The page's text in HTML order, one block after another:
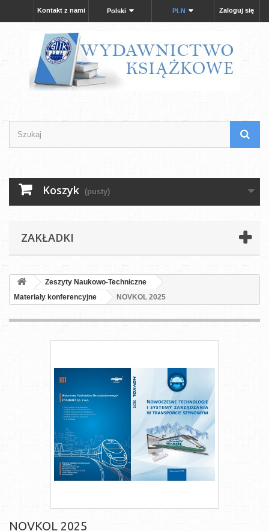
Zaloguj się
PLN
Polski
Kontakt z nami
Koszyk (pusty)
ZAKŁADKI
Zeszyty Naukowo-Techniczne
Materiały konferencyjne
NOVKOL 2025
NOVKOL 2025